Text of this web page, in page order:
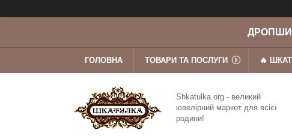
ГОЛОВНА ТОВАРИ ТА ПОСЛУГИ 🔥
Shkatulka.org - великий
ювелірний маркет для всієї
родини!